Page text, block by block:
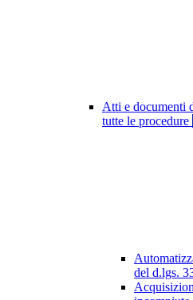
Atti e documenti
tutte le procedure
del d.lgs.